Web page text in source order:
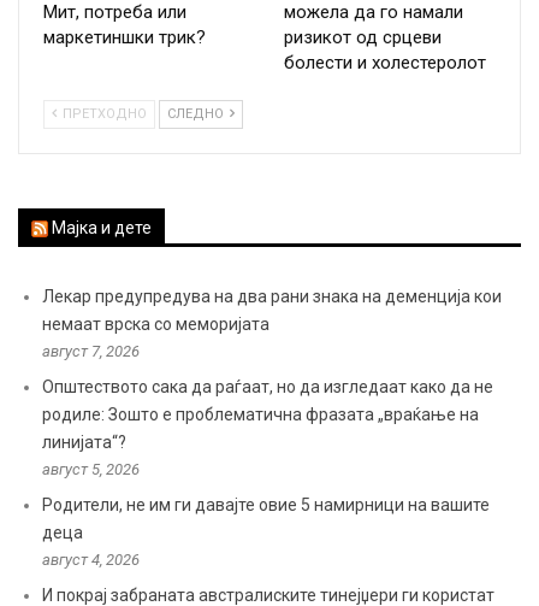
Мит, потреба или
маркетиншки трик?
можела да го намали
ризикот од срцеви
болести и холестеролот
ПРЕТХОДНО СЛЕДНО
Мајка и дете
Лекар предупредува на два рани знака на деменција кои
немаат врска со меморијата
август 7, 2026
Општеството сака да раѓаат, но да изгледаат како да не
родиле: Зошто е проблематична фразата „враќање на
линијата“?
август 5, 2026
Родители, не им ги давајте овие 5 намирници на вашите
деца
август 4, 2026
И покрај забраната австралиските тинејџери ги користат